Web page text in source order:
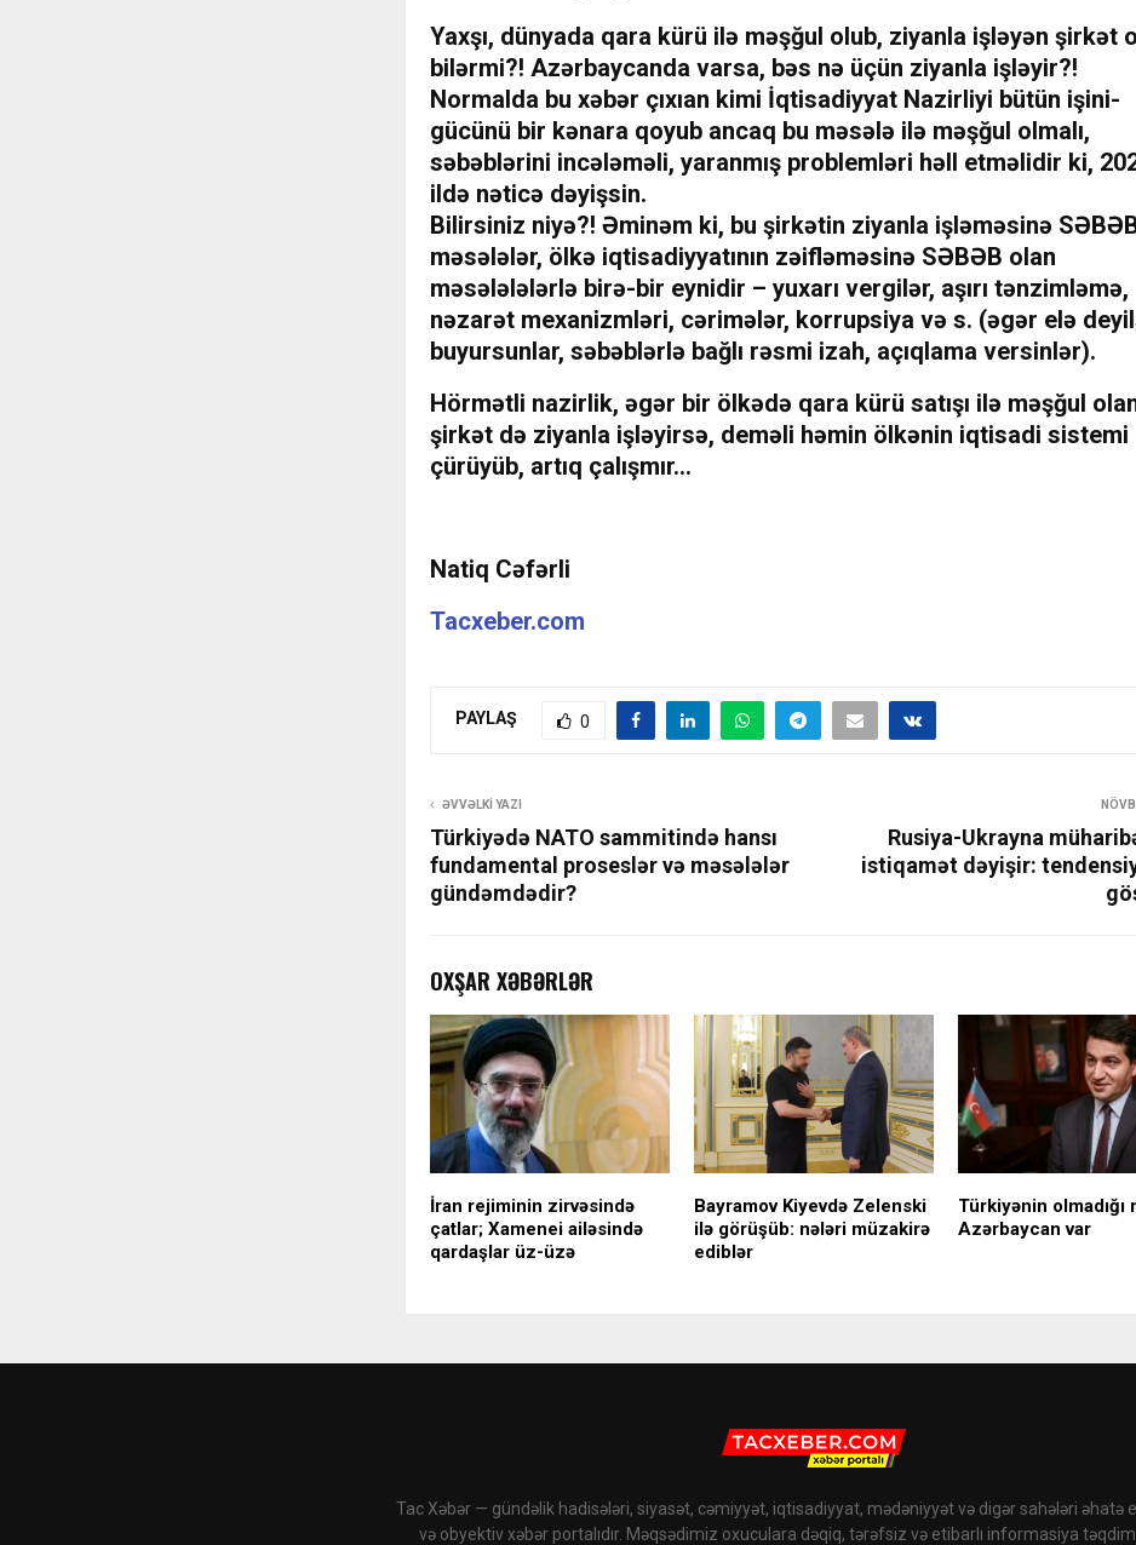
Yaxşı, dünyada qara kürü ilə məşğul olub, ziyanla işləyən şirkət
bilərmi?! Azərbaycanda varsa, bəs nə üçün ziyanla işləyir?!
Normalda bu xəbər çıxıan kimi İqtisadiyyat Nazirliyi bütün işini-
gücünü bir kənara qoyub ancaq bu məsələ ilə məşğul olmalı,
səbəblərini incələməli, yaranmış problemləri həll etməlidir ki,
ildə nəticə dəyişsin.
Bilirsiniz niyə?! Əminəm ki, bu şirkətin ziyanla işləməsinə
məsələlər, ölkə iqtisadiyyatının zəifləməsinə SƏBƏB olan
məsələlələrlə birə-bir eynidir – yuxarı vergilər, aşırı tənzimləmə,
nəzarət mexanizmləri, cərimələr, korrupsiya və s. (əgər elə
buyursunlar, səbəblərlə bağlı rəsmi izah, açıqlama versinlər).
Hörmətli nazirlik, əgər bir ölkədə qara kürü satışı ilə məşğul
şirkət də ziyanla işləyirsə, deməli həmin ölkənin iqtisadi sistemi
çürüyüb, artıq çalışmır…
Natiq Cəfərli
Tacxeber.com
PAYLAŞ 0
ƏVVƏLKI YAZI
Türkiyədə NATO sammitində hansı
fundamental proseslər və məsələlər
gündəmdədir?
Rusiya-Ukrayna
istiqamət dəyişir:
OXŞAR XƏBƏRLƏR
İran rejiminin zirvəsində
çatlar; Xamenei ailəsində
qardaşlar üz-üzə
Bayramov Kiyevdə Zelenski
ilə görüşüb: nələri müzakirə
ediblər
Türkiyənin olmadığı
Azərbaycan var
Tac Xəbər — gündəlik hadisələri, siyasət, cəmiyyət, iqtisadiyyat, mədəniyyət və digər sahələri əhatə
və obyektiv xəbər portalıdır. Məqsədimiz oxuculara dəqiq, tərəfsiz və etibarlı informasiya